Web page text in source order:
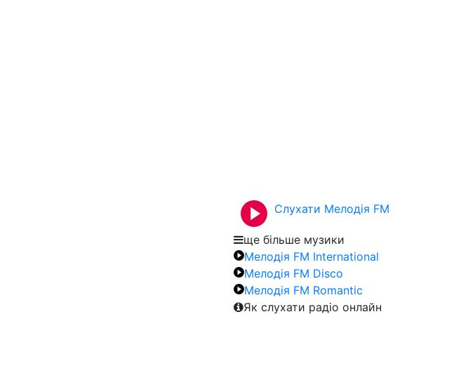
Слухати Мелодія FM
ще більше музики
Мелодія FM International
Мелодія FM Disco
Мелодія FM Romantic
Як слухати радіо онлайн